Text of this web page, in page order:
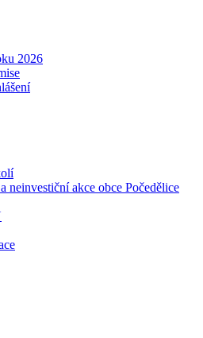
2026
neinvestiční akce obce Počedělice